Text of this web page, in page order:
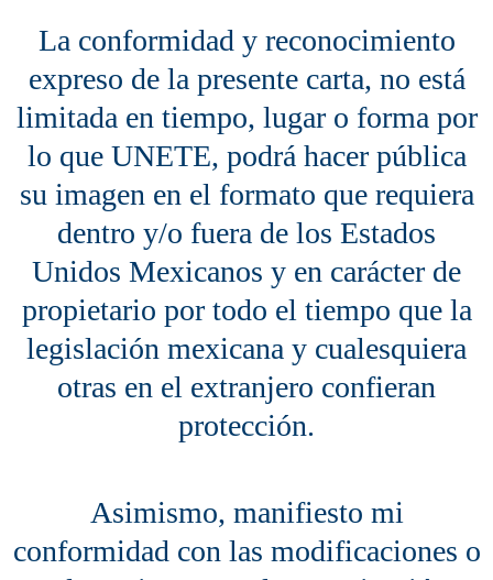
La conformidad y reconocimiento
expreso de la presente carta, no está
limitada en tiempo, lugar o forma por
lo que UNETE, podrá hacer pública
su imagen en el formato que requiera
dentro y/o fuera de los Estados
Unidos Mexicanos y en carácter de
propietario por todo el tiempo que la
legislación mexicana y cualesquiera
otras en el extranjero confieran
protección.
Asimismo, manifiesto mi
conformidad con las modificaciones o